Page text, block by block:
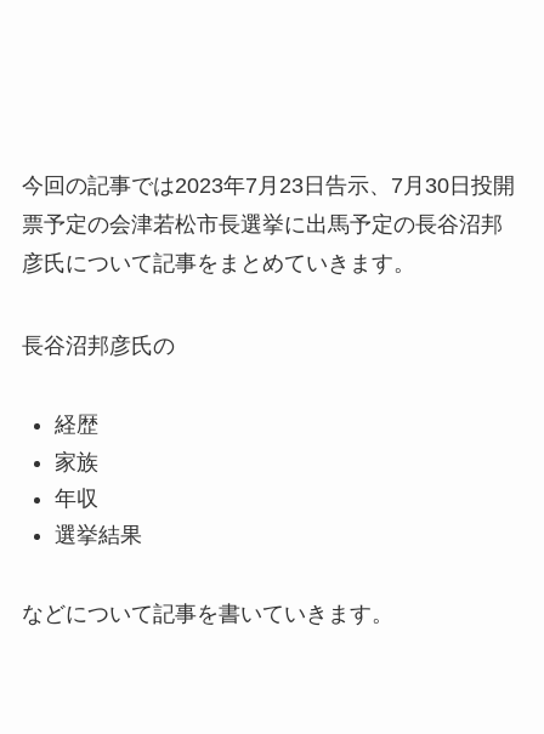
今回の記事では2023年7月23日告示、7月30日投開
票予定の会津若松市長選挙に出馬予定の長谷沼邦
彦氏について記事をまとめていきます。
長谷沼邦彦氏の
経歴
家族
年収
選挙結果
などについて記事を書いていきます。